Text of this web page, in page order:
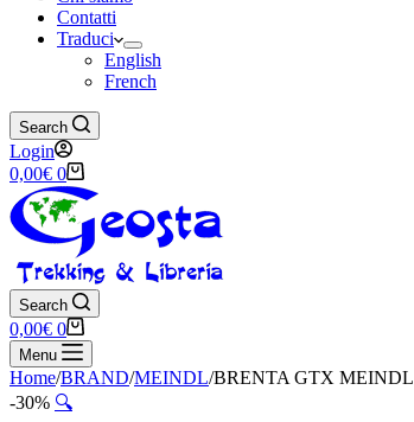
Contatti
Traduci
English
French
Search
Login
Carrello
0,00€ 0
Search
Carrello
0,00€ 0
Menu
Home/BRAND/MEINDL/BRENTA GTX MEINDL
-30% 🔍